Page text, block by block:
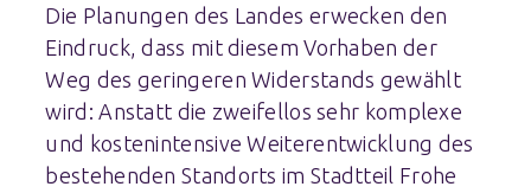
Die Planungen des Landes erwecken den
Eindruck, dass mit diesem Vorhaben der
Weg des geringeren Widerstands gewählt
wird: Anstatt die zweifellos sehr komplexe
und kostenintensive Weiterentwicklung des
bestehenden Standorts im Stadtteil Frohe